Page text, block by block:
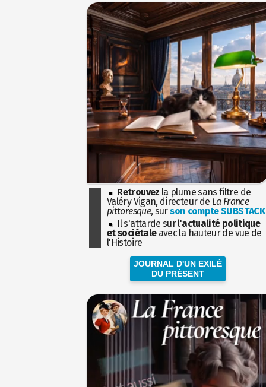
Retrouvez la plume sans filtre de
Valéry Vigan, directeur de La France
pittoresque, surson compte SUBSTACK
Il s'attarde sur l'actualité politique
et sociétaleavec la hauteur de vue de
l'Histoire
JOURNAL D'UN EXILÉ
DU PRÉSENT